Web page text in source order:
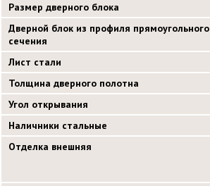
Размер дверного блока
Дверной блок из профиля прямоугольного
сечения
Лист стали
Толщина дверного полотна
Угол открывания
Наличники стальные
Отделка внешняя